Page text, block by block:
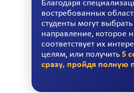
Благодаря
востребованных
студенты могут выбрать
направление, которое
соответствует их
целям, или получить 5
сразу, пройдя полную